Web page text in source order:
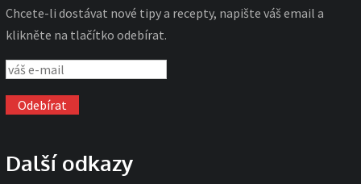
Chcete-li dostávat nové tipy a recepty, napište váš email a
klikněte na tlačítko odebírat.
Další odkazy